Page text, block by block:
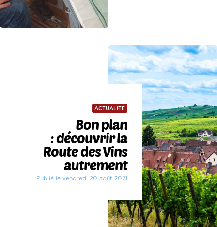
ACTUALITÉ
Bon plan
: découvrir la
Route des Vins
autrement
Publié le vendredi 20 août 2021